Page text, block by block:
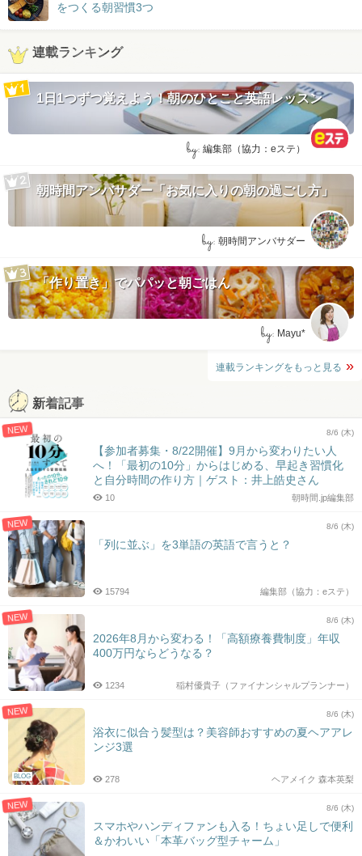
をつくる朝習慣3つ
連載ランキング
1日1つずつ覚えよう！朝のひとこと英語レッスン
by: 編集部（協力：eステ）
朝時間アンバサダー「お気に入りの朝の過ごし方」
by: 朝時間アンバサダー
「作り置き」でパパッと朝ごはん
by: Mayu*
連載ランキングをもっと見る
新着記事
NEW 8/6 (木)
【参加者募集・8/22開催】9月から変わりたい人
へ！「最初の10分」からはじめる、早起き習慣化
と自分時間の作り方｜ゲスト：井上皓史さん
朝時間.jp編集部
10
NEW 8/6 (木)
「列に並ぶ」を3単語の英語で言うと？
編集部（協力：eステ）
15794
NEW 8/6 (木)
2026年8月から変わる！「高額療養費制度」年収
400万円ならどうなる？
稲村優貴子（ファイナンシャルプランナー）
1234
NEW
BLOG
8/6 (木)
浴衣に似合う髪型は？美容師おすすめの夏ヘアアレ
ンジ3選
ヘアメイク 森本英梨
278
NEW 8/6 (木)
スマホやハンディファンも入る！ちょい足しで便利
＆かわいい「本革バッグ型チャーム」